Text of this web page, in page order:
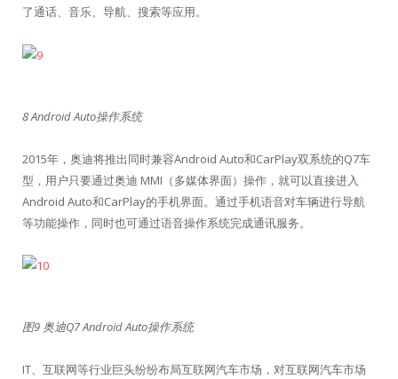
了通话、音乐、导航、搜索等应用。
8 Android Auto操作系统
2015年，奥迪将推出同时兼容Android Auto和CarPlay双系统的Q7车
型，用户只要通过奥迪 MMI（多媒体界面）操作，就可以直接进入
Android Auto和CarPlay的手机界面。通过手机语音对车辆进行导航
等功能操作，同时也可通过语音操作系统完成通讯服务。
图9 奥迪Q7 Android Auto操作系统
IT、互联网等行业巨头纷纷布局互联网汽车市场，对互联网汽车市场